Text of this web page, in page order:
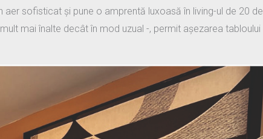
sofisticat și pune o amprentă luxoasă în living-ul de 20 de
mai înalte decât în mod uzual -, permit așezarea tabloului